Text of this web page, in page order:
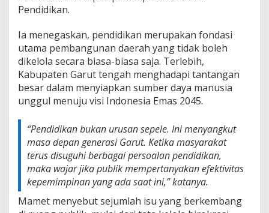
a
Pendidikan.
Ia menegaskan, pendidikan merupakan fondasi
utama pembangunan daerah yang tidak boleh
dikelola secara biasa-biasa saja. Terlebih,
Kabupaten Garut tengah menghadapi tantangan
besar dalam menyiapkan sumber daya manusia
unggul menuju visi Indonesia Emas 2045.
“Pendidikan bukan urusan sepele. Ini menyangkut
masa depan generasi Garut. Ketika masyarakat
terus disuguhi berbagai persoalan pendidikan,
maka wajar jika publik mempertanyakan efektivitas
kepemimpinan yang ada saat ini,” katanya.
Mamet menyebut sejumlah isu yang berkembang